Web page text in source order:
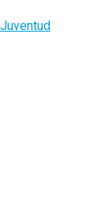
Juventud